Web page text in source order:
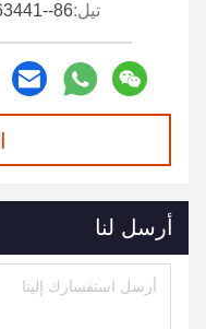
تيل:86--13235363441
أرسل لنا